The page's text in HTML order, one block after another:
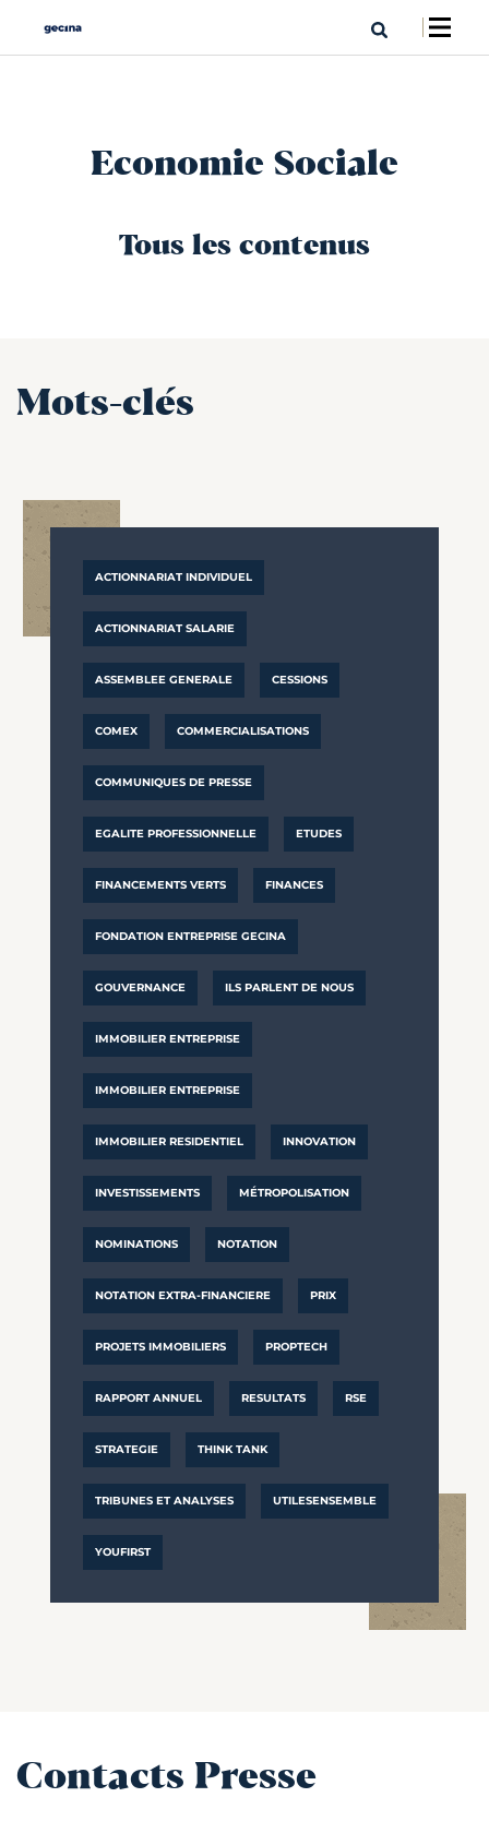
Economie Sociale
Tous les contenus
Mots-clés
ACTIONNARIAT INDIVIDUEL
ACTIONNARIAT SALARIE
ASSEMBLEE GENERALE CESSIONS
COMEX COMMERCIALISATIONS
COMMUNIQUES DE PRESSE
EGALITE PROFESSIONNELLE ETUDES
FINANCEMENTS VERTS FINANCES
FONDATION ENTREPRISE GECINA
GOUVERNANCE ILS PARLENT DE NOUS
IMMOBILIER ENTREPRISE
IMMOBILIER ENTREPRISE
IMMOBILIER RESIDENTIEL INNOVATION
INVESTISSEMENTS MÉTROPOLISATION
NOMINATIONS NOTATION
NOTATION EXTRA-FINANCIERE PRIX
PROJETS IMMOBILIERS PROPTECH
RAPPORT ANNUEL RESULTATS RSE
STRATEGIE THINK TANK
TRIBUNES ET ANALYSES UTILESENSEMBLE
YOUFIRST
Contacts Presse